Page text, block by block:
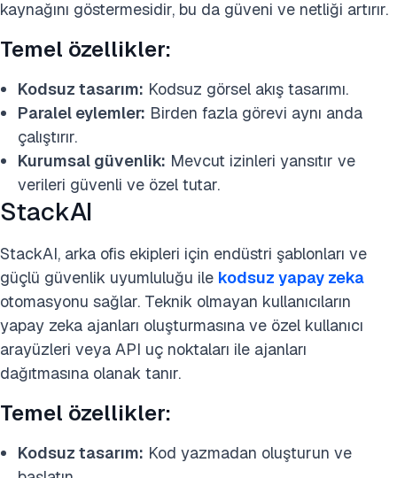
kaynağını göstermesidir, bu da güveni ve netliği artırır.
Temel özellikler:
Kodsuz tasarım: Kodsuz görsel akış tasarımı.
Paralel eylemler: Birden fazla görevi aynı anda
çalıştırır.
Kurumsal güvenlik: Mevcut izinleri yansıtır ve
verileri güvenli ve özel tutar.
StackAI
StackAI, arka ofis ekipleri için endüstri şablonları ve
güçlü güvenlik uyumluluğu ile kodsuz yapay zeka
otomasyonu sağlar. Teknik olmayan kullanıcıların
yapay zeka ajanları oluşturmasına ve özel kullanıcı
arayüzleri veya API uç noktaları ile ajanları
dağıtmasına olanak tanır.
Temel özellikler:
Kodsuz tasarım: Kod yazmadan oluşturun ve